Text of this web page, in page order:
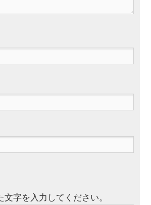
文字を入力してください。